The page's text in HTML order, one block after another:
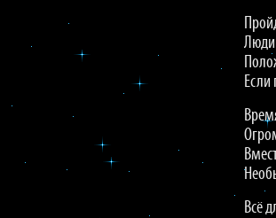
Люди
Если
Всё